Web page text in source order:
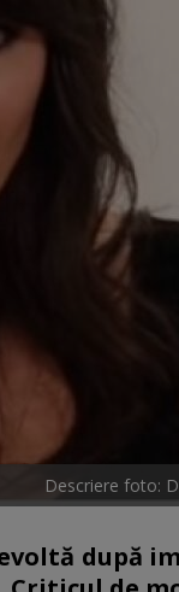
Descriere foto:
după